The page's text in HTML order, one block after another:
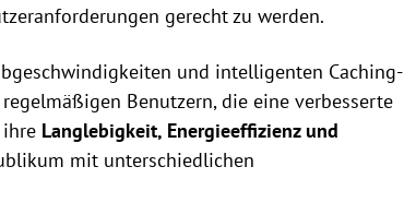
gerecht zu werden.
und intelligenten Caching-
Benutzern, die eine verbesserte
ihre Langlebigkeit, Energieeffizienz und
mit unterschiedlichen